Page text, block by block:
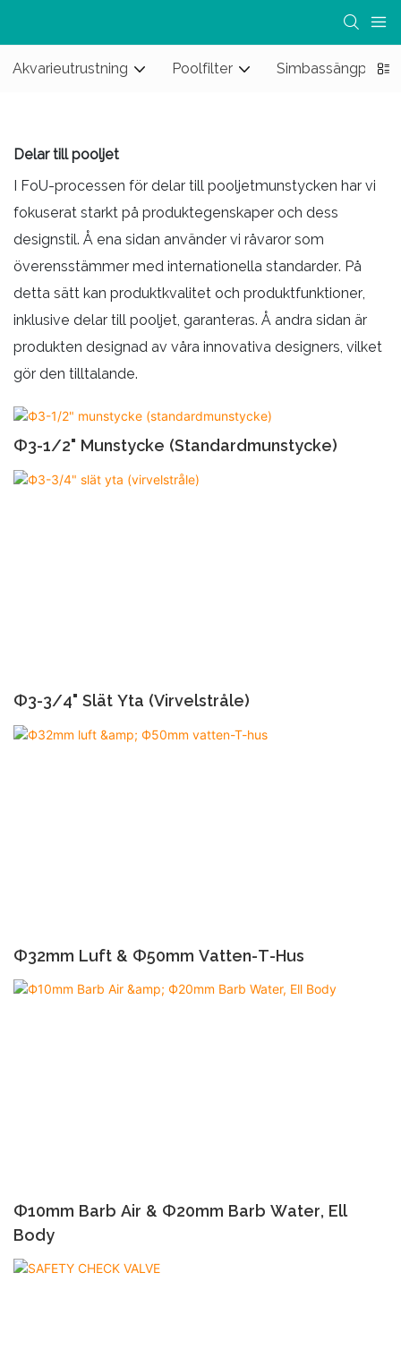
Akvarieutrustning Poolfilter
Delar till pooljet
I FoU-processen för delar till pooljetmunstycken har vi
fokuserat starkt på produktegenskaper och dess
designstil. Å ena sidan använder vi råvaror som
överensstämmer med internationella standarder. På
detta sätt kan produktkvalitet och produktfunktioner,
inklusive delar till pooljet, garanteras. Å andra sidan är
produkten designad av våra innovativa designers, vilket
gör den tilltalande.
Ф3-1/2" Munstycke (standardmunstycke)
Ф3-3/4" Slät Yta (virvelstråle)
Ф32mm Luft & Ф50mm Vatten-T-Hus
Ф10mm Barb Air & Ф20mm Barb Water, Ell
Body